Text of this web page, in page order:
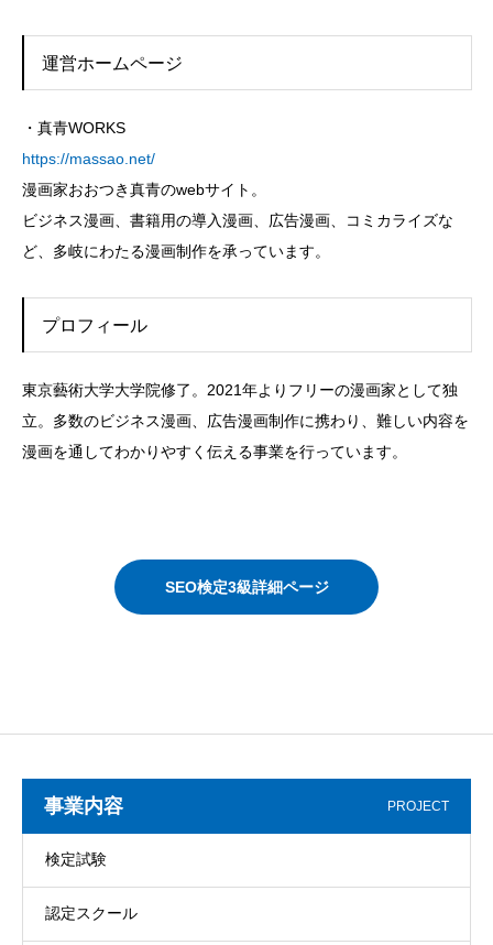
運営ホームページ
・真青WORKS
https://massao.net/
漫画家おおつき真青のwebサイト。
ビジネス漫画、書籍用の導入漫画、広告漫画、コミカライズな
ど、多岐にわたる漫画制作を承っています。
プロフィール
東京藝術大学大学院修了。2021年よりフリーの漫画家として独
立。多数のビジネス漫画、広告漫画制作に携わり、難しい内容を
漫画を通してわかりやすく伝える事業を行っています。
SEO検定3級詳細ページ
事業内容 PROJECT
検定試験
認定スクール